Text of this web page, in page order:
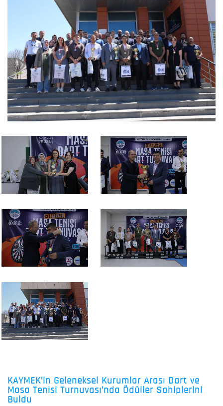
KAYMEK’in Geleneksel Kurumlar Arası Dart ve
Masa Tenisi Turnuvası’nda Ödüller Sahiplerini
Buldu